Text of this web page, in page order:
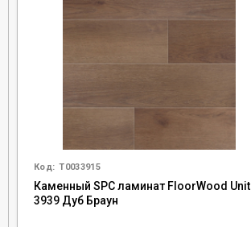
Код: Т0033915
Каменный SPC ламинат FloorWood Unit
3939 Дуб Браун